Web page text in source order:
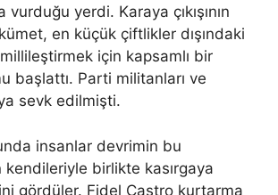
vurduğu yerdi. Karaya çıkışının
en küçük çiftlikler dışındaki
için kapsamlı bir
başlattı. Parti militanları ve
sevk edilmişti.
insanlar devrimin bu
birlikte kasırgaya
gördüler. Fidel Castro kurtarma